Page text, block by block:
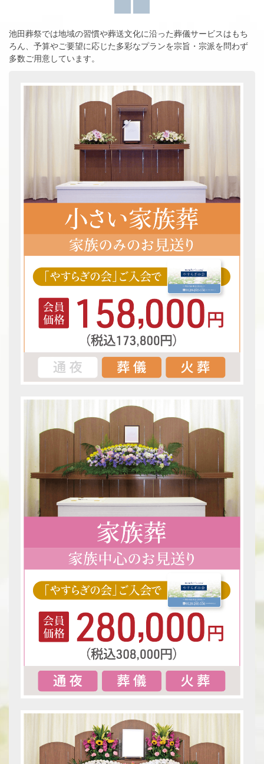
池田葬祭では地域の習慣や葬送文化に沿った葬儀サービスはもち
ろん、 予算やご要望に応じた多彩なプランを宗旨・宗派を問わず
多数ご用意しています。